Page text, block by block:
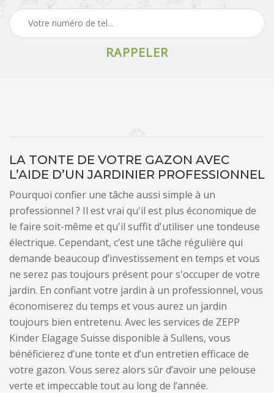
LA TONTE DE VOTRE GAZON AVEC
L’AIDE D’UN JARDINIER PROFESSIONNEL
Pourquoi confier une tâche aussi simple à un
professionnel ? Il est vrai qu'il est plus économique de
le faire soit-même et qu'il suffit d'utiliser une tondeuse
électrique. Cependant, c’est une tâche régulière qui
demande beaucoup d’investissement en temps et vous
ne serez pas toujours présent pour s'occuper de votre
jardin. En confiant votre jardin à un professionnel, vous
économiserez du temps et vous aurez un jardin
toujours bien entretenu. Avec les services de ZEPP
Kinder Elagage Suisse disponible à Sullens, vous
bénéficierez d’une tonte et d’un entretien efficace de
votre gazon. Vous serez alors sûr d’avoir une pelouse
verte et impeccable tout au long de l’année.